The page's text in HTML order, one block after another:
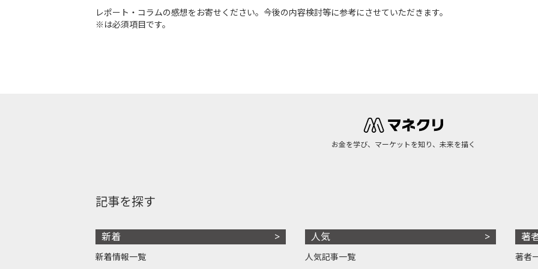
レポート・コラムの感想をお寄せください。今後の内容検討等に参考にさせていただきます。
※は必須項目です。
お金を学び、マーケットを知り、未来を描く
記事を探す
新着
新着情報一覧
人気
人気記事一覧
著
著者